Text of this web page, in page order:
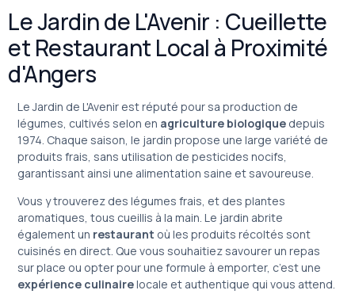
Le Jardin de L'Avenir : Cueillette
et Restaurant Local à Proximité
d'Angers
Le Jardin de L'Avenir est réputé pour sa production de
légumes, cultivés selon en agriculture biologique depuis
1974. Chaque saison, le jardin propose une large variété de
produits frais, sans utilisation de pesticides nocifs,
garantissant ainsi une alimentation saine et savoureuse.
Vous y trouverez des légumes frais, et des plantes
aromatiques, tous cueillis à la main. Le jardin abrite
également un restaurant où les produits récoltés sont
cuisinés en direct. Que vous souhaitiez savourer un repas
sur place ou opter pour une formule à emporter, c’est une
expérience culinairelocale et authentique qui vous attend.